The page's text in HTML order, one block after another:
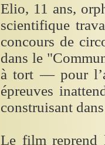
Elio, 11 ans,
scientifique
concours de
dans le
à tort — pour
épreuves
construisant
Le film reprend